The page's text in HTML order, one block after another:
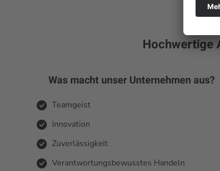
Hochwertige
Was macht unser Unternehmen aus?
Teamgeist
Innovation
Zuverlässigkeit
Verantwortungsbewusstes Handeln